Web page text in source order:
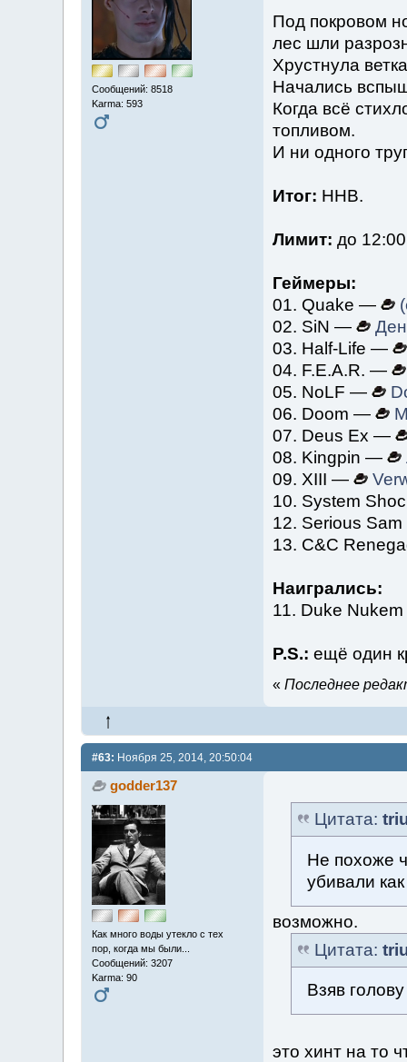
Сообщений: 8518
Karma: 593
Под покровом
лес шли
Хрустнула
Начались
Когда всё
топливом.
И ни одного
Итог: ННВ.
Лимит: до
Геймеры:
01. Quake —
02. SiN —
03. Half-Life —
04. F.E.A.R. —
05. NoLF —
06. Doom —
07. Deus Ex —
08. Kingpin —
09. XIII —
10. System
12. Serious
13. C&C
Наигрались:
11. Duke
P.S.: ещё один
« Последнее
#63: Ноября 25, 2014, 20:50:04
godder137
Как много воды утекло с тех
пор, когда мы были...
Сообщений: 3207
Karma: 90
Цитата:
Не похоже
убивали
возможно.
Цитата:
Взяв
это хинт на то